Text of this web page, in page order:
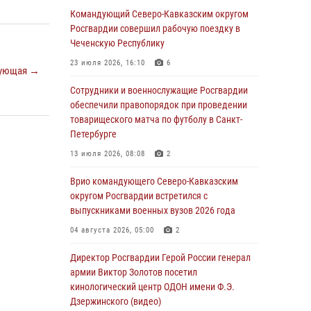
→
Росгвардейцы провели выставку вооружения
для участников сбора «Гвардеец» в Пензе
(видео)
06 августа 2026, 12:00
В Курске росгвардейцы приняли участие в
митинге, посвященном второй годовщине
вторжения ВСУ на территорию области
06 августа 2026, 11:56
задержал правонарушителя, угрожавшего
подростку травматическим пистолетом
06 августа 2026, 11:33 1
ликвидирована крупная нарколаборатория
06 августа 2026, 11:27
В Москве росгвардейцы задержали троих
Командующий Северо-Кавказским округом
Росгвардии совершил рабочую поездку в
Чеченскую Республику
23 июля 2026, 16:10 6
Сотрудники и военнослужащие Росгвардии
обеспечили правопорядок при проведении
товарищеского матча по футболу в Санкт-
Петербурге
13 июля 2026, 08:08 2
Врио командующего Северо-Кавказским
округом Росгвардии встретился с
выпускниками военных вузов 2026 года
04 августа 2026, 05:00 2
Директор Росгвардии Герой России генерал
армии Виктор Золотов посетил
кинологический центр ОДОН имени Ф.Э.
Дзержинского (видео)